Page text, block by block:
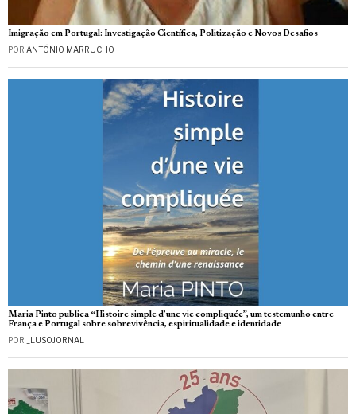
Imigração em Portugal: Investigação Científica, Politização e Novos Desafios
POR ANTÓNIO MARRUCHO
Maria Pinto publica “Histoire simple d’une vie compliquée”, um testemunho entre
França e Portugal sobre sobrevivência, espiritualidade e identidade
POR _LUSOJORNAL